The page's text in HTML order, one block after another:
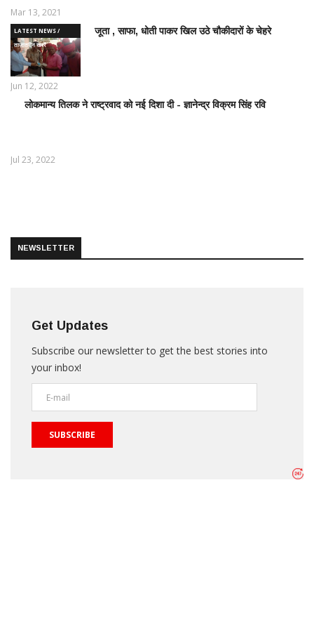
Mar 13, 2021
LATEST NEWS /
ताज़ातरीन खबरें
जूता , साफा, धोती पाकर खिल उठे चौकीदारों के चेहरे
Jun 12, 2022
LATEST
लोकमान्य तिलक ने राष्ट्रवाद को नई दिशा दी - ज्ञानेन्द्र विक्रम सिंह रवि
Jul 23, 2022
NEWSLETTER
Get Updates
Subscribe our newsletter to get the best stories into
your inbox!
SUBSCRIBE